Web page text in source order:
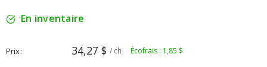
En inventaire
Prix 34,27 $ / ch Écofrais : 1,85 $